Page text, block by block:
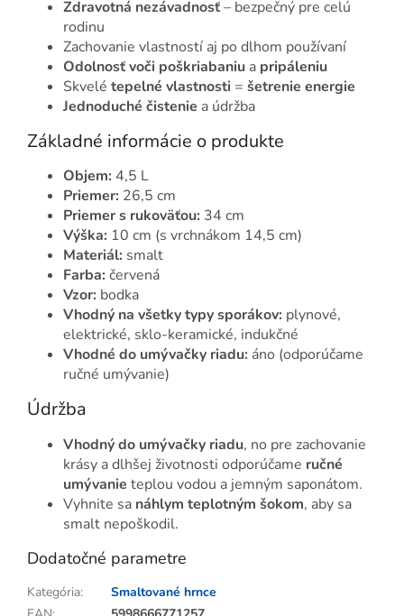
Zdravotná nezávadnosť– bezpečný pre celú
rodinu
Zachovanie vlastností aj po dlhom používaní
Odolnosť voči poškriabaniu a pripáleniu
Skvelé tepelné vlastnosti = šetrenie energie
Jednoduché čistenie a údržba
Základné informácie o produkte
Objem: 4,5 L
Priemer: 26,5 cm
Priemer s rukoväťou: 34 cm
Výška: 10 cm (s vrchnákom 14,5 cm)
Materiál: smalt
Farba: červená
Vzor: bodka
Vhodný na všetky typy sporákov: plynové,
elektrické, sklo-keramické, indukčné
Vhodné do umývačky riadu: áno (odporúčame
ručné umývanie)
Údržba
Vhodný do umývačky riadu, no pre zachovanie
krásy a dlhšej životnosti odporúčame ručné
umývanie teplou vodou a jemným saponátom.
Vyhnite sa náhlym teplotným šokom, aby sa
smalt nepoškodil.
Dodatočné parametre
Kategória:
Smaltované hrnce